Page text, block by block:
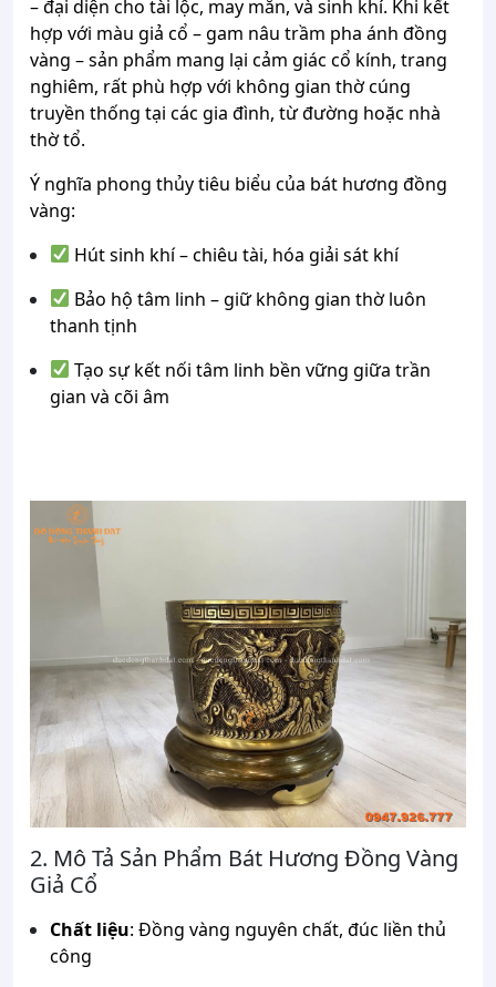
– đại diện cho tài lộc, may mắn, và sinh khí. Khi kết
hợp với màu giả cổ – gam nâu trầm pha ánh đồng
vàng – sản phẩm mang lại cảm giác cổ kính, trang
nghiêm, rất phù hợp với không gian thờ cúng
truyền thống tại các gia đình, từ đường hoặc nhà
thờ tổ.
Ý nghĩa phong thủy tiêu biểu của bát hương đồng
vàng:
Hút sinh khí – chiêu tài, hóa giải sát khí
Bảo hộ tâm linh – giữ không gian thờ luôn
thanh tịnh
Tạo sự kết nối tâm linh bền vững giữa trần
gian và cõi âm
2. Mô Tả Sản Phẩm Bát Hương Đồng Vàng
Giả Cổ
Chất liệu: Đồng vàng nguyên chất, đúc liền thủ
công